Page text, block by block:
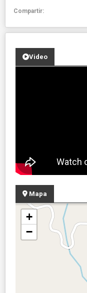
Compartir:
Video
Mapa
+
−